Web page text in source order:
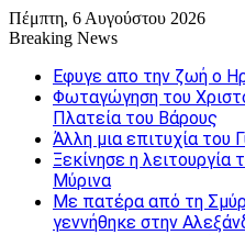
Πέμπτη, 6 Αυγούστου 2026
Breaking News
Εφυγε απο την ζωή o
Φωταγώγηση του
Πλατεία του Βάρους
Άλλη μια επιτυχία του
Ξεκίνησε η
Μύρινα
Με πατέρα από τη
γεννήθηκε στην